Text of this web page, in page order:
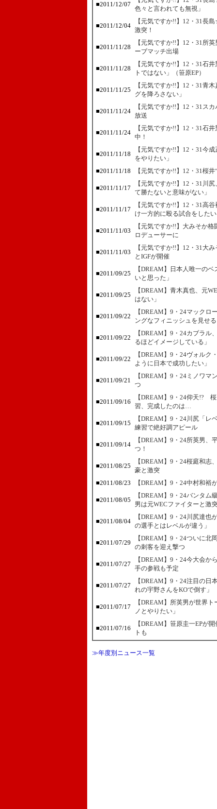
■2011/12/07
色々と言われても無視」
■2011/12/04
【元気ですか!!】12・31長
激突！
■2011/11/28
【元気ですか!!】12・31所
ーブマッチ出場
■2011/11/28
【元気ですか!!】12・31石
トではない」（笹原EP）
■2011/11/25
【元気ですか!!】12・31青
グを降ろさない」
■2011/11/24
【元気ですか!!】12・31ス
放送
■2011/11/24
【元気ですか!!】12・31石
中！
■2011/11/18
【元気ですか!!】12・31今
をやりたい」
■2011/11/18 【元気ですか!!】12・31桜
■2011/11/17
【元気ですか!!】12・31川
て勝たないと意味がない」
■2011/11/17
【元気ですか!!】12・31高
け一方的に殴る試合をした
■2011/11/03
【元気ですか!!】大みそか
ロデューサーに
■2011/11/03
【元気ですか!!】12・31大
とIGFが開催
■2011/09/25
【DREAM】日本人唯一の
いと思った」
■2011/09/25
【DREAM】青木真也、元
はない」
■2011/09/22
【DREAM】9・24マックロ
ングなフィニッシュを見せ
■2011/09/22
【DREAM】9・24カブラル
るほどイメージしている」
■2011/09/22
【DREAM】9・24ヴォルク
ように日本で成功したい」
■2011/09/21
【DREAM】9・24ミノワマ
つ
■2011/09/16
【DREAM】9・24仰天!?
習、完成したのは…
■2011/09/15
【DREAM】9・24川尻「レ
練習で絶好調アピール
■2011/09/14
【DREAM】9・24所英男、
つ！
■2011/08/25
【DREAM】9・24桜庭和志
豪と激突
■2011/08/23 【DREAM】9・24中村和裕
■2011/08/05
【DREAM】9・24バンタム
男は元WECファイターと激
■2011/08/04
【DREAM】9・24川尻達也
の選手とはレベルが違う」
■2011/07/29
【DREAM】9・24ついに北
の刺客を迎え撃つ
■2011/07/27
【DREAM】9・24今大会か
手の参戦も予定
■2011/07/27
【DREAM】9・24注目の日
れの宇野さんをKOで倒す」
■2011/07/17
【DREAM】所英男が世界
ノとやりたい」
■2011/07/16
【DREAM】笹原圭一EPが
トも
≫年度別ニュース一覧